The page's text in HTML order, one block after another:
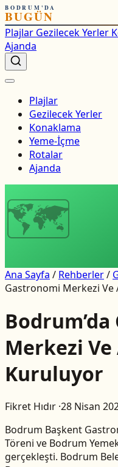
BODRUM'DA
BUGÜN
Plajlar Gezilecek Yerler
Ajanda
Plajlar
Gezilecek Yerler
Konaklama
Yeme-İçme
Rotalar
Ajanda
🗺
Ana Sayfa / Rehberler/
Gastronomi Merkezi
Merkezi
Kuruluyor
Fikret Hıdır ·28 Nisan
Bodrum Başkent
Töreni ve Bodrum
gerçekleşti. Bodrum